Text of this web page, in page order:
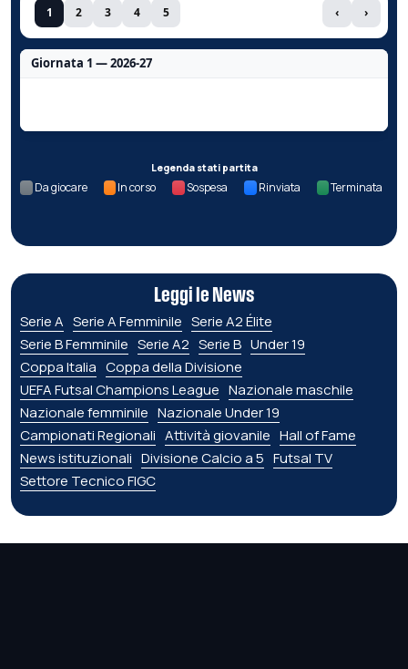
1 2 3 4 5 ‹ ›
Giornata 1 — 2026-27
Legenda stati partita
Da giocare In corso Sospesa Rinviata Terminata
Leggi le News
Serie A Serie A Femminile Serie A2 Élite
Serie B Femminile Serie A2 Serie B Under 19
Coppa Italia Coppa della Divisione
UEFA Futsal Champions League Nazionale maschile
Nazionale femminile Nazionale Under 19
Campionati Regionali Attività giovanile Hall of Fame
News istituzionali Divisione Calcio a 5 Futsal TV
Settore Tecnico FIGC